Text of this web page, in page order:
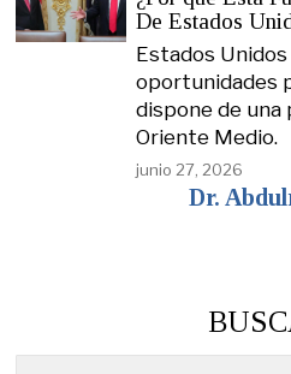
De Estados
Estados
oportunidades
dispone de una
Oriente Medio.
junio 27, 2026
Dr.